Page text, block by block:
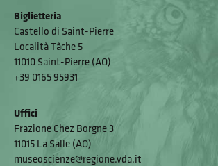
Biglietteria
Castello di Saint-Pierre
Località Tâche 5
11010 Saint-Pierre (AO)
+39 0165 95931
Uffici
Frazione Chez Borgne 3
11015 La Salle (AO)
museoscienze@regione.vda.it